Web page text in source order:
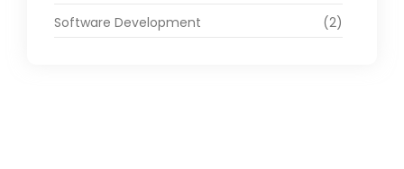
Software Development
(2)